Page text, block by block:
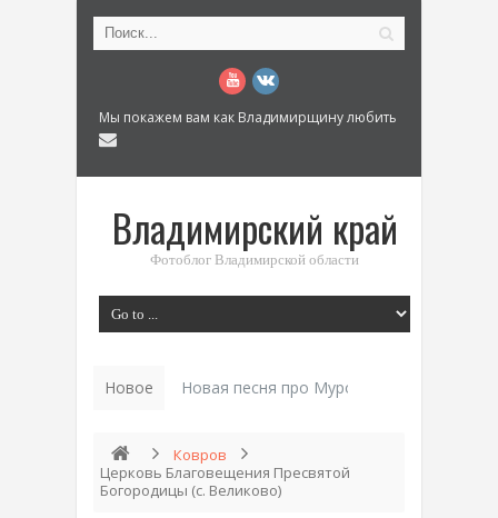
Мы покажем вам как Владимирщину любить
Владимирский край
Фотоблог Владимирской области
Новое История «Дома Куренкова» в Коврове
Ковров
Церковь Благовещения Пресвятой
Богородицы (с. Великово)